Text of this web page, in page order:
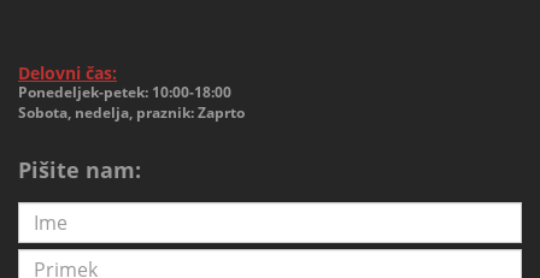
Delovni čas:
Ponedeljek-petek: 10:00-18:00
Sobota, nedelja, praznik: Zaprto
Pišite nam: